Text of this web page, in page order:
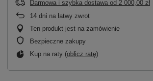
Darmowa i szybka dostawa od 2 000,00 zł
14 dni na łatwy zwrot
Ten produkt jest na zamówienie
Bezpieczne zakupy
Kup na raty (oblicz ratę)